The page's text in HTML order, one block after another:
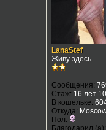
LanaStef
Живу здесь
Сообщения:
Стаж: 16 лет
В кошельке:
Откуда:
Пол:
Благодарил (а):